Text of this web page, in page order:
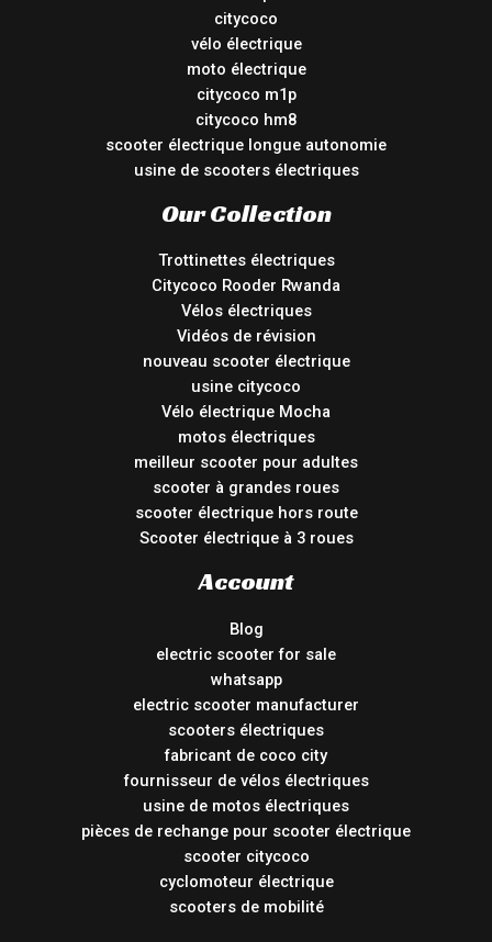
citycoco
vélo électrique
moto électrique
citycoco m1p
citycoco hm8
scooter électrique longue autonomie
usine de scooters électriques
Our Collection
Trottinettes électriques
Citycoco Rooder Rwanda
Vélos électriques
Vidéos de révision
nouveau scooter électrique
usine citycoco
Vélo électrique Mocha
motos électriques
meilleur scooter pour adultes
scooter à grandes roues
scooter électrique hors route
Scooter électrique à 3 roues
Account
Blog
electric scooter for sale
whatsapp
electric scooter manufacturer
scooters électriques
fabricant de coco city
fournisseur de vélos électriques
usine de motos électriques
pièces de rechange pour scooter électrique
scooter citycoco
cyclomoteur électrique
scooters de mobilité